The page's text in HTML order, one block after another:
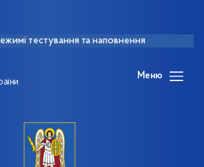
тестування та наповнення
Меню